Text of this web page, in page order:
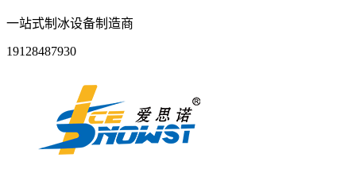
一站式制冰设备制造商
19128487930